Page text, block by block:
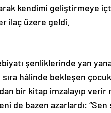
kendimi geliştirmeye
ilaç üzere geldi.
şenliklerinde yan
sıra hâlinde bekleşen
bir kitap imzalayıp verir
de bazen azarlardı: